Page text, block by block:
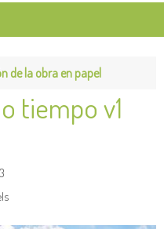
de la obra en papel
tiempo v1